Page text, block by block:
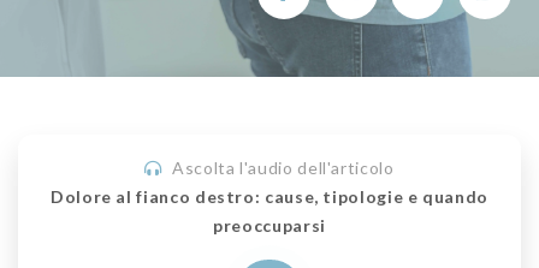
Ascolta l'audio dell'articolo
Dolore al fianco destro: cause, tipologie e quando
preoccuparsi